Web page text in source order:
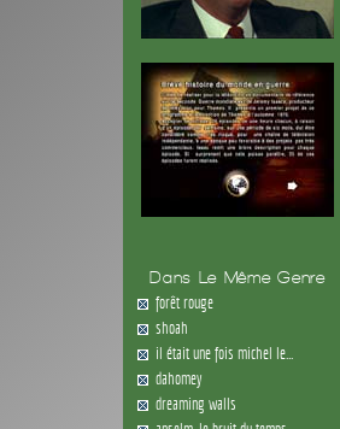
Dans Le Même Genre
forêt rouge
shoah
il était une fois michel le...
dahomey
dreaming walls